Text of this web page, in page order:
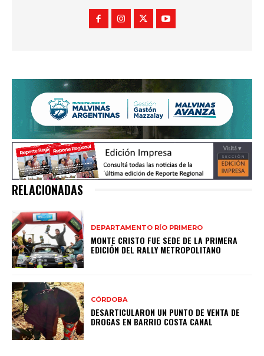
RELACIONADAS
DEPARTAMENTO RÍO PRIMERO
MONTE CRISTO FUE SEDE DE LA PRIMERA
EDICIÓN DEL RALLY METROPOLITANO
CÓRDOBA
DESARTICULARON UN PUNTO DE VENTA DE
DROGAS EN BARRIO COSTA CANAL